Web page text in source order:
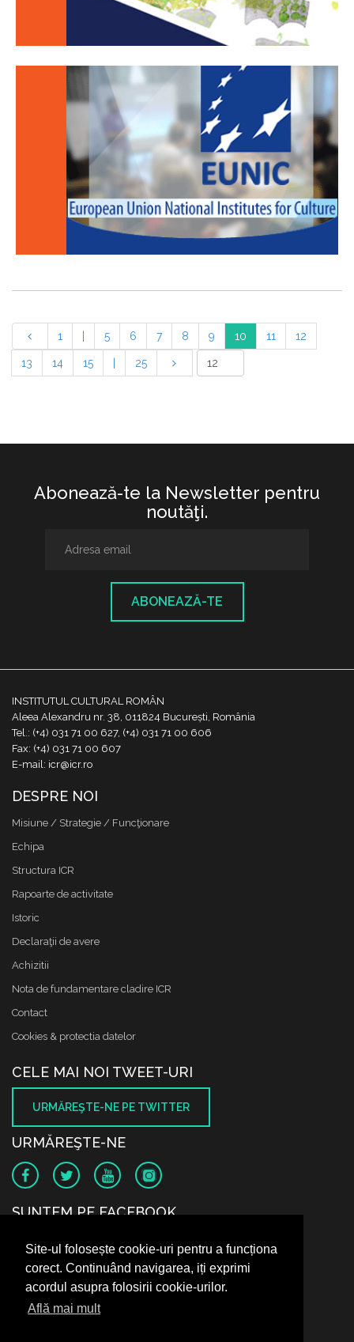
Site-ul folosește cookie-uri pentru a funcționa
corect. Continuând navigarea, iți exprimi
acordul asupra folosirii cookie-urilor.
Află mai mult
1 5 6 7 8 9 10 11 12
13 14 15 25
Abonează-te la Newsletter pentru
noutăţi.
ABONEAZĂ-TE
INSTITUTUL CULTURAL ROMÂN
Aleea Alexandru nr. 38, 011824 București, România
Tel.: (+4) 031 71 00 627, (+4) 031 71 00 606
Fax: (+4) 031 71 00 607
E-mail: icr@icr.ro
DESPRE NOI
Misiune / Strategie / Funcţionare
Echipa
Structura ICR
Rapoarte de activitate
Istoric
Declaraţii de avere
Achizitii
Nota de fundamentare cladire ICR
Contact
Cookies & protectia datelor
CELE MAI NOI TWEET-URI
URMĂREŞTE-NE PE TWITTER
URMĂREŞTE-NE
SUNTEM PE FACEBOOK